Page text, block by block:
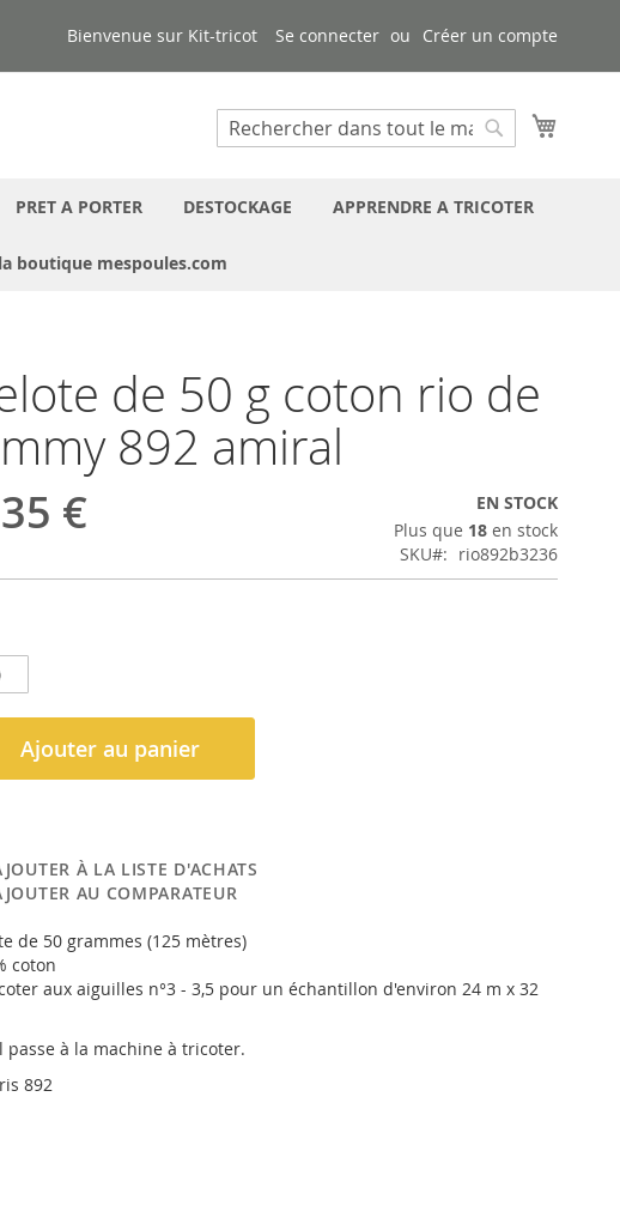
Bienvenue sur Kit-tricot Se connecter Créer un compte
Chercher
PRET A PORTER DESTOCKAGE APPRENDRE A TRICOTER
boutique mespoules.com
de 50 g coton rio de
892 amiral
€
EN STOCK
Plus que 18 en stock
SKU
rio892b3236
Ajouter au panier
À LA LISTE D'ACHATS
AU COMPARATEUR
de 50 grammes (125 mètres)
coton
aux aiguilles n°3 - 3,5 pour un échantillon d'environ 24 m x 32
passe à la machine à tricoter.
892